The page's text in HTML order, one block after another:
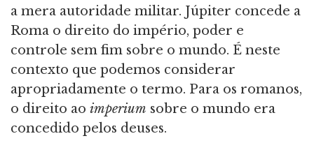
a mera autoridade militar. Júpiter concede a
Roma o direito do império, poder e
controle sem fim sobre o mundo. É neste
contexto que podemos considerar
apropriadamente o termo. Para os romanos,
o direito ao imperium sobre o mundo era
concedido pelos deuses.